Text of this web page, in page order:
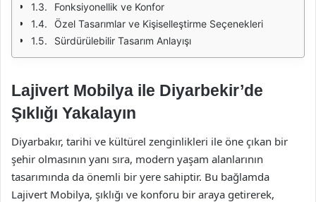
Fonksiyonellik ve Konfor
Özel Tasarımlar ve Kişiselleştirme Seçenekleri
Sürdürülebilir Tasarım Anlayışı
Lajivert Mobilya ile Diyarbekir’de
Şıklığı Yakalayın
Diyarbakır, tarihi ve kültürel zenginlikleri ile öne çıkan bir
şehir olmasının yanı sıra, modern yaşam alanlarının
tasarımında da önemli bir yere sahiptir. Bu bağlamda
Lajivert Mobilya, şıklığı ve konforu bir araya getirerek,